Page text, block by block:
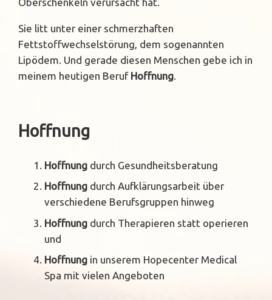
Oberschenkeln verursacht hat.
Sie litt unter einer schmerzhaften
Fettstoffwechselstörung, dem sogenannten
Lipödem. Und gerade diesen Menschen gebe ich in
meinem heutigen Beruf Hoffnung.
Hoffnung
Hoffnungdurch Gesundheitsberatung
Hoffnungdurch Aufklärungsarbeit über
verschiedene Berufsgruppen hinweg
Hoffnung durch Therapieren statt operieren
und
Hoffnungin unserem Hopecenter Medical
Spa mit vielen Angeboten